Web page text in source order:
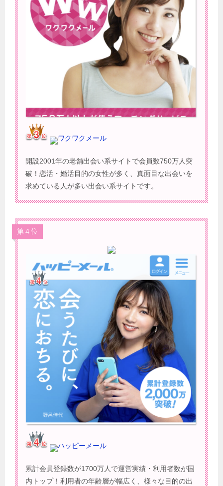
ワクワクメール
開設2001年の老舗出会い系サイトで会員数750万人突
破！恋活・婚活目的の女性が多く、真面目な出会いを
求めている人が多い出会い系サイトです。
第４位
ハッピーメール
累計会員登録数が1700万人で運営実績・利用者数が国
内トップ！利用者の年齢層が幅広く、様々な目的の出